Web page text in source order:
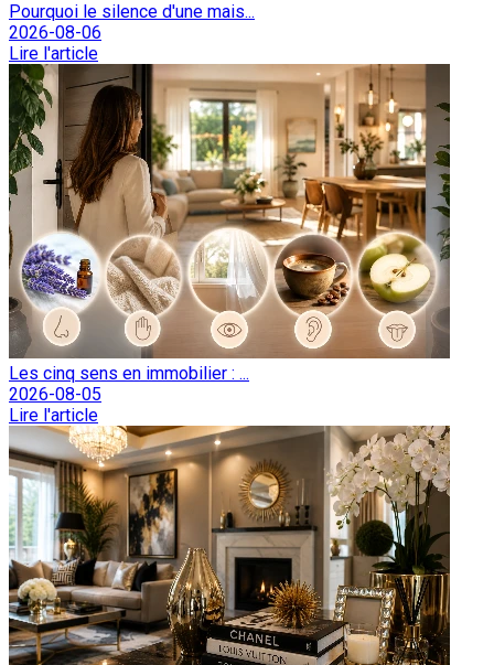
Pourquoi le silence d'une mais...
2026-08-06
Lire l'article
Les cinq sens en immobilier : ...
2026-08-05
Lire l'article